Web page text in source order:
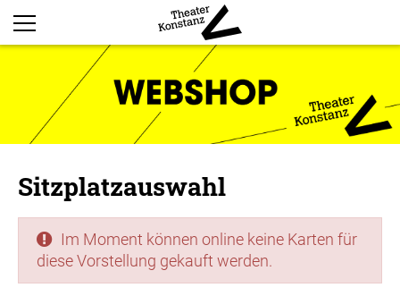
Sitzplatzauswahl
Im Moment können online keine Karten für
diese Vorstellung gekauft werden.